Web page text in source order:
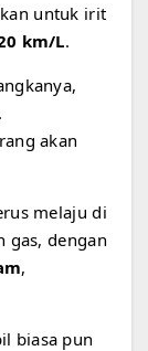
untuk irit
km/L.
.
akan
melaju di
gas, dengan
,
biasa pun